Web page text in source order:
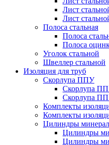
Лист
Лист
Полоса стальная
Полоса
Полоса
Уголок стальной
Швеллер стальной
Изоляция для труб
Скорлупа ППУ
Скорлупа
Скорлупа
Комплекты
Комплекты
Цилиндры
Цилиндры
Цилиндры